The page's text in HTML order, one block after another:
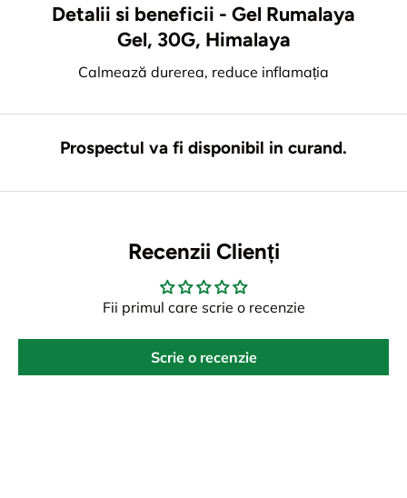
Detalii si beneficii - Gel Rumalaya
Gel, 30G, Himalaya
Calmează durerea, reduce inflamația
Prospectul va fi disponibil in curand.
Recenzii Clienți
Fii primul care scrie o recenzie
Scrie o recenzie